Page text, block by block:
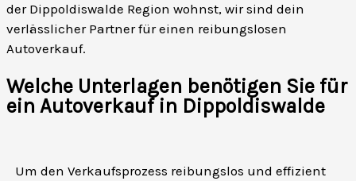
der Dippoldiswalde Region wohnst, wir sind dein
verlässlicher Partner für einen reibungslosen
Autoverkauf.
Welche Unterlagen benötigen Sie für
ein Autoverkauf in Dippoldiswalde
Um den Verkaufsprozess reibungslos und effizient